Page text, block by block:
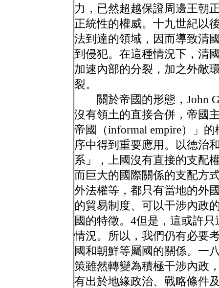
力，已然超越保證周邊王朝
正統性的權威。十九世紀以
法到達的領域，因而導致清
到侵犯。在這種情況下，清
加速內部的分裂，加之外敵
裂。
關於帝國的形態，John
沒有領土的直接合併，帝國
帝國（informal empire）」
序中得到重要應用。以德治
系」，上國沒有直接的支配
而巨大的國際關係的支配方
外法權等，都只有當地的外
的貿易制度、可以干涉內政
國的特徵。4但是，這或許
情況。所以，我們仍有必要
國和朝鮮等屬國的關係。一
策雖然轉變為積極干涉內政
有出於地緣政治、戰略條件